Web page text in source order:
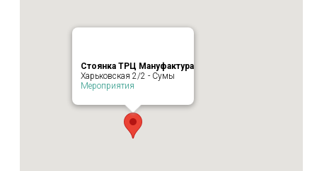
Стоянка ТРЦ Мануфактура
Харьковская 2/2 - Сумы
Мероприятия